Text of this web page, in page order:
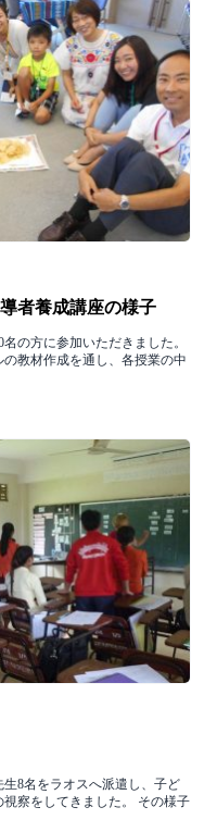
者養成講座の様子
の方に参加いただきました。
教材作成を通し、各授業の中
8名をラオスへ派遣し、子ど
察をしてきました。 その様子